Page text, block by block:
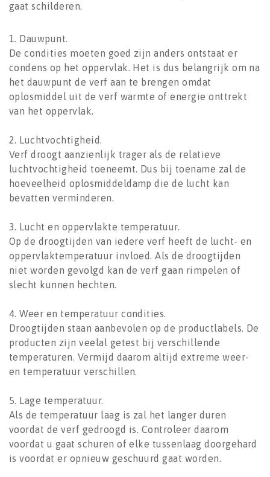
gaat schilderen.
1. Dauwpunt.
De condities moeten goed zijn anders ontstaat er
condens op het oppervlak. Het is dus belangrijk om na
het dauwpunt de verf aan te brengen omdat
oplosmiddel uit de verf warmte of energie onttrekt
van het oppervlak.
2. Luchtvochtigheid.
Verf droogt aanzienlijk trager als de relatieve
luchtvochtigheid toeneemt. Dus bij toename zal de
hoeveelheid oplosmiddeldamp die de lucht kan
bevatten verminderen.
3. Lucht en oppervlakte temperatuur.
Op de droogtijden van iedere verf heeft de lucht- en
oppervlaktemperatuur invloed. Als de droogtijden
niet worden gevolgd kan de verf gaan rimpelen of
slecht kunnen hechten.
4. Weer en temperatuur condities.
Droogtijden staan aanbevolen op de productlabels. De
producten zijn veelal getest bij verschillende
temperaturen. Vermijd daarom altijd extreme weer-
en temperatuur verschillen.
5. Lage temperatuur.
Als de temperatuur laag is zal het langer duren
voordat de verf gedroogd is. Controleer daarom
voordat u gaat schuren of elke tussenlaag doorgehard
is voordat er opnieuw geschuurd gaat worden.